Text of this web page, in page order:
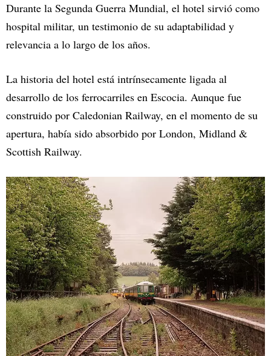
Durante la Segunda Guerra Mundial, el hotel sirvió como
hospital militar, un testimonio de su adaptabilidad y
relevancia a lo largo de los años.
La historia del hotel está intrínsecamente ligada al
desarrollo de los ferrocarriles en Escocia. Aunque fue
construido por Caledonian Railway, en el momento de su
apertura, había sido absorbido por London, Midland &
Scottish Railway.